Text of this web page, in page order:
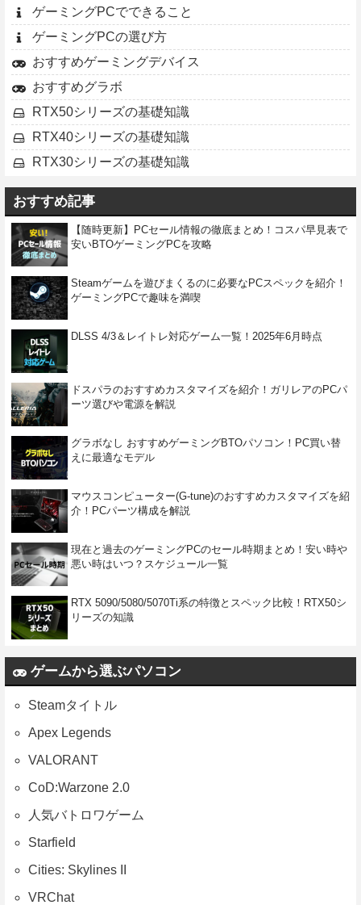
ゲーミングPCでできること
ゲーミングPCの選び方
おすすめゲーミングデバイス
おすすめグラボ
RTX50シリーズの基礎知識
RTX40シリーズの基礎知識
RTX30シリーズの基礎知識
おすすめ記事
【随時更新】PCセール情報の徹底まとめ！コスパ早見表で
安いBTOゲーミングPCを攻略
Steamゲームを遊びまくるのに必要なPCスペックを紹介！
ゲーミングPCで趣味を満喫
DLSS 4/3＆レイトレ対応ゲーム一覧！2025年6月時点
ドスパラのおすすめカスタマイズを紹介！ガリレアのPCパ
ーツ選びや電源を解説
グラボなし おすすめゲーミングBTOパソコン！PC買い替
えに最適なモデル
マウスコンピューター(G-tune)のおすすめカスタマイズを紹
介！PCパーツ構成を解説
現在と過去のゲーミングPCのセール時期まとめ！安い時や
悪い時はいつ？スケジュール一覧
RTX 5090/5080/5070Ti系の特徴とスペック比較！RTX50シ
リーズの知識
ゲームから選ぶパソコン
Steamタイトル
Apex Legends
VALORANT
CoD:Warzone 2.0
人気バトロワゲーム
Starfield
Cities: Skylines II
VRChat